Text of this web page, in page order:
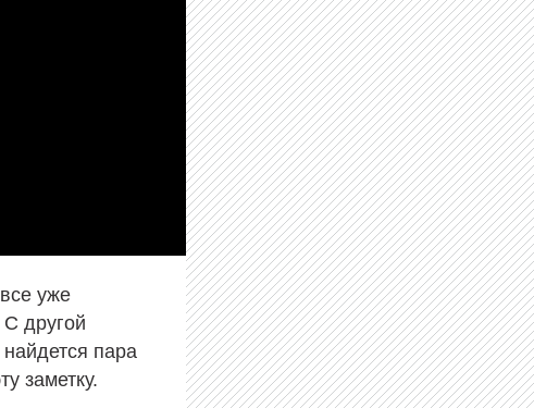
уже
другой
пара
заметку.